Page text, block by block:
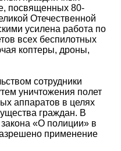
посвященных 80-
Отечественной
усилена работа по
всех беспилотных
коптеры, дроны,
сотрудники
уничтожения полет
аппаратов в целях
граждан. В
«О полиции» в
применение